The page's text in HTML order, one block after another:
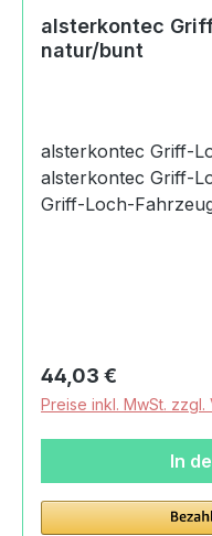
alsterkontec
natur/bunt
alsterkontec Griff-
alsterkontec Griff-Loch-
Griff-Loch-
Anhänger für
an- und abkuppeln
mit Schüttgut und
alsterkontec Griff-
wertvolle
Fuhrpark.
alsterkontec Griff-
Regulärer Preis:
44,03 €
Preise inkl. MwSt.
In